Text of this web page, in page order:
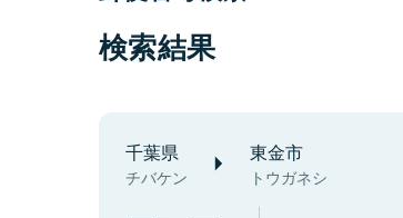
検索結果
千葉県
チバケン
東金市
トウガネシ